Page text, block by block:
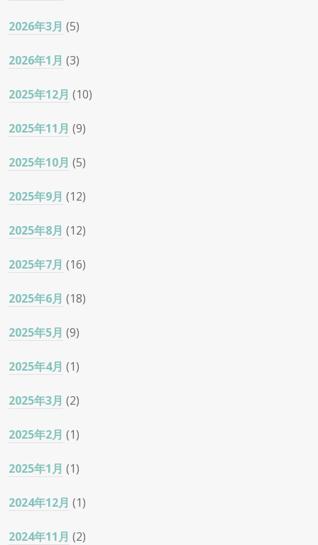
2026年3月 (5)
2026年1月 (3)
2025年12月 (10)
2025年11月 (9)
2025年10月 (5)
2025年9月 (12)
2025年8月 (12)
2025年7月 (16)
2025年6月 (18)
2025年5月 (9)
2025年4月 (1)
2025年3月 (2)
2025年2月 (1)
2025年1月 (1)
2024年12月 (1)
2024年11月 (2)